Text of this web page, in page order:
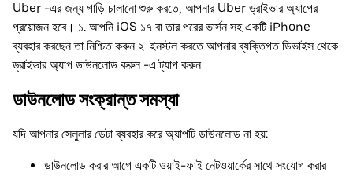
Uber -এর জন্য গাড়ি চালানো শুরু করতে, আপনার Uber ড্রাইভার অ্যাপের
প্রয়োজন হবে। ১. আপনি iOS ১৭ বা তার পরের ভার্সন সহ একটি iPhone
ব্যবহার করছেন তা নিশ্চিত করুন ২. ইনস্টল করতে আপনার ব্যক্তিগত ডিভাইস থেকে
ড্রাইভার অ্যাপ ডাউনলোড করুন -এ ট্যাপ করুন
ডাউনলোড সংক্রান্ত সমস্যা
যদি আপনার সেলুলার ডেটা ব্যবহার করে অ্যাপটি ডাউনলোড না হয়:
ডাউনলোড করার আগে একটি ওয়াই-ফাই নেটওয়ার্কের সাথে সংযোগ করার